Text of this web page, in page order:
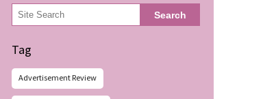
検
索 Search
Tag
Advertisement Review